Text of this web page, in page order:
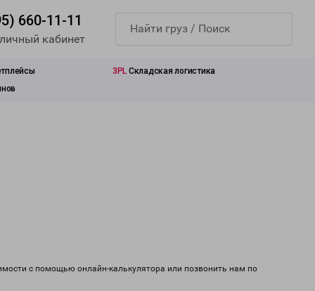
660-11-11
кабинет
3PL Складская логистика
с помощью онлайн-калькулятора или позвонить нам по